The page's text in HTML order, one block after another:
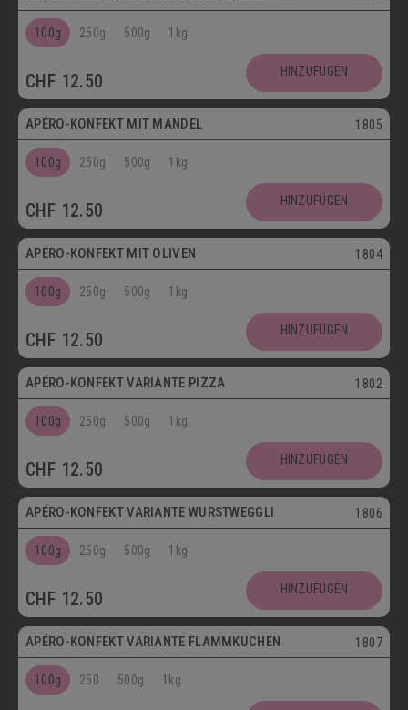
100g 250g 500g 1kg
CHF 12.50 HINZUFÜGEN
Vegetarisch
APÉRO-KONFEKT MIT MANDEL 1805
100g 250g 500g 1kg
CHF 12.50 HINZUFÜGEN
Vegetarisch
APÉRO-KONFEKT MIT OLIVEN 1804
100g 250g 500g 1kg
CHF 12.50 HINZUFÜGEN
APÉRO-KONFEKT VARIANTE PIZZA 1802
100g 250g 500g 1kg
CHF 12.50 HINZUFÜGEN
APÉRO-KONFEKT VARIANTE WURSTWEGGLI 1806
100g 250g 500g 1kg
CHF 12.50 HINZUFÜGEN
APÉRO-KONFEKT VARIANTE FLAMMKUCHEN 1807
100g 250 500g 1kg